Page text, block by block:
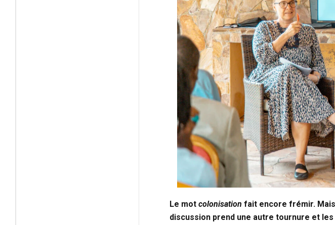
Le mot colonisation fait encore frémir. Mais
discussion prend une autre tournure et